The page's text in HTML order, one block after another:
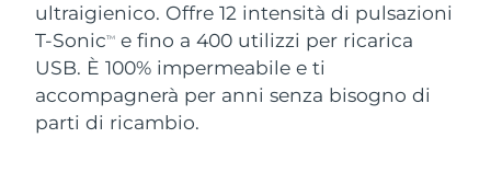
ultraigienico. Offre 12 intensità di pulsazioni
T-SonicTM
e fino a 400 utilizzi per ricarica
USB. È 100% impermeabile e ti
accompagnerà per anni senza bisogno di
parti di ricambio.